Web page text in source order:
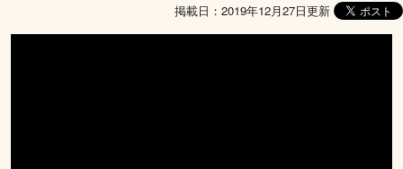
掲載日：2019年12月27日更新